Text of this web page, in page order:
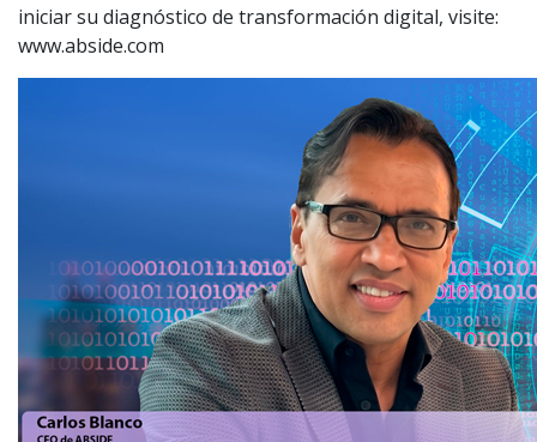
iniciar su diagnóstico de transformación digital, visite:
www.abside.com